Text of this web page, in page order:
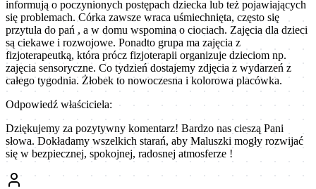
informują o poczynionych postępach dziecka lub też pojawiających
się problemach. Córka zawsze wraca uśmiechnięta, często się
przytula do pań , a w domu wspomina o ciociach. Zajęcia dla dzieci
są ciekawe i rozwojowe. Ponadto grupa ma zajęcia z
fizjoterapeutką, która prócz fizjoterapii organizuje dzieciom np.
zajęcia sensoryczne. Co tydzień dostajemy zdjęcia z wydarzeń z
całego tygodnia. Żłobek to nowoczesna i kolorowa placówka.
Odpowiedź właściciela:
Dziękujemy za pozytywny komentarz! Bardzo nas cieszą Pani
słowa. Dokładamy wszelkich starań, aby Maluszki mogły rozwijać
się w bezpiecznej, spokojnej, radosnej atmosferze !